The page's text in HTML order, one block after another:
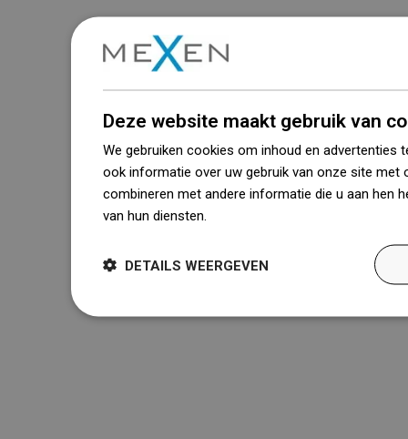
Deze website maakt gebruik van
We gebruiken cookies om inhoud en advertenties
ook informatie over uw gebruik van onze site met
combineren met andere informatie die u aan hen
van hun diensten.
DETAILS WEERGEVEN